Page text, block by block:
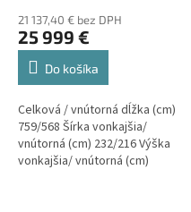
21 137,40 € bez DPH
25 999 €
Do košíka
Celková / vnútorná dĺžka (cm)
759/568 Šírka vonkajšia/
vnútorná (cm) 232/216 Výška
vonkajšia/ vnútorná (cm)